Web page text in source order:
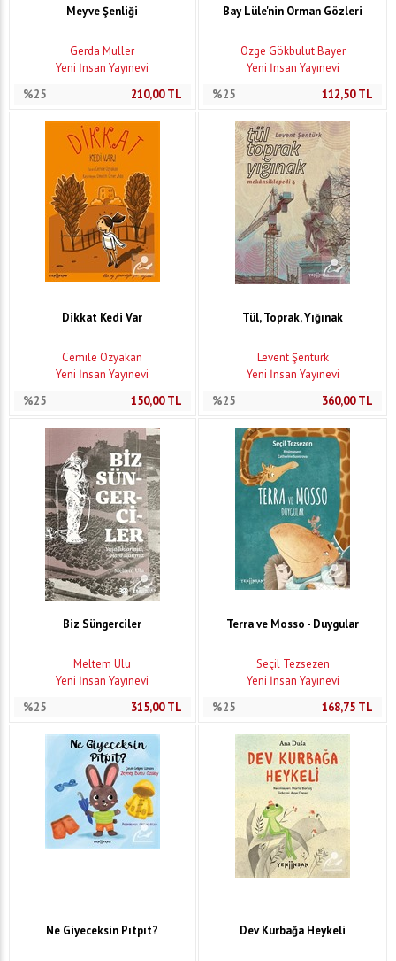
Meyve Şenliği
Gerda Muller
Yeni İnsan Yayınevi
%25
210,00TL
Bay Lüle'nin Orman Gözleri
Özge Gökbulut Bayer
Yeni İnsan Yayınevi
%25
112,50TL
Dikkat Kedi Var
Cemile Özyakan
Yeni İnsan Yayınevi
%25
150,00TL
Tül, Toprak, Yığınak
Levent Şentürk
Yeni İnsan Yayınevi
%25
360,00TL
Biz Süngerciler
Meltem Ulu
Yeni İnsan Yayınevi
%25
315,00TL
Terra ve Mosso - Duygular
Seçil Tezsezen
Yeni İnsan Yayınevi
%25
168,75 TL
Ne Giyeceksin Pıtpıt? Dev Kurbağa Heykeli